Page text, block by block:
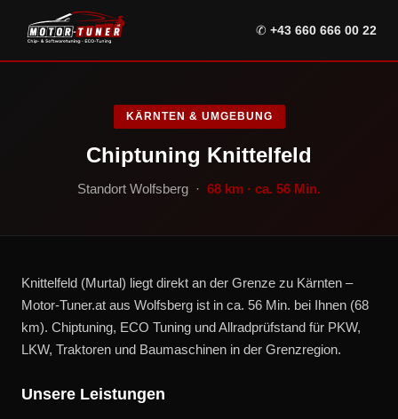
✆ +43 660 666 00 22
KÄRNTEN & UMGEBUNG
Chiptuning Knittelfeld
Standort Wolfsberg · 68 km · ca. 56 Min.
Knittelfeld (Murtal) liegt direkt an der Grenze zu Kärnten –
Motor-Tuner.at aus Wolfsberg ist in ca. 56 Min. bei Ihnen (68
km). Chiptuning, ECO Tuning und Allradprüfstand für PKW,
LKW, Traktoren und Baumaschinen in der Grenzregion.
Unsere Leistungen